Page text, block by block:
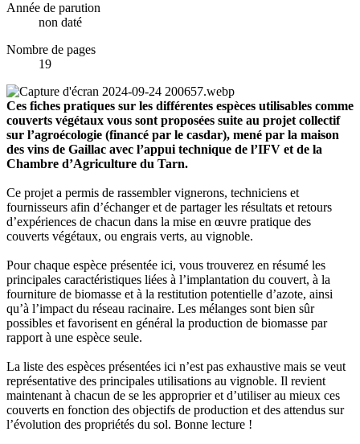
Année de parution
non daté
Nombre de pages
19
Ces fiches pratiques sur les différentes espèces utilisables comme
couverts végétaux vous sont proposées suite au projet collectif
sur l’agroécologie (financé par le casdar), mené par la maison
des vins de Gaillac avec l’appui technique de l’IFV et de la
Chambre d’Agriculture du Tarn.
Ce projet a permis de rassembler vignerons, techniciens et
fournisseurs afin d’échanger et de partager les résultats et retours
d’expériences de chacun dans la mise en œuvre pratique des
couverts végétaux, ou engrais verts, au vignoble.
Pour chaque espèce présentée ici, vous trouverez en résumé les
principales caractéristiques liées à l’implantation du couvert, à la
fourniture de biomasse et à la restitution potentielle d’azote, ainsi
qu’à l’impact du réseau racinaire. Les mélanges sont bien sûr
possibles et favorisent en général la production de biomasse par
rapport à une espèce seule.
La liste des espèces présentées ici n’est pas exhaustive mais se veut
représentative des principales utilisations au vignoble. Il revient
maintenant à chacun de se les approprier et d’utiliser au mieux ces
couverts en fonction des objectifs de production et des attendus sur
l’évolution des propriétés du sol. Bonne lecture !